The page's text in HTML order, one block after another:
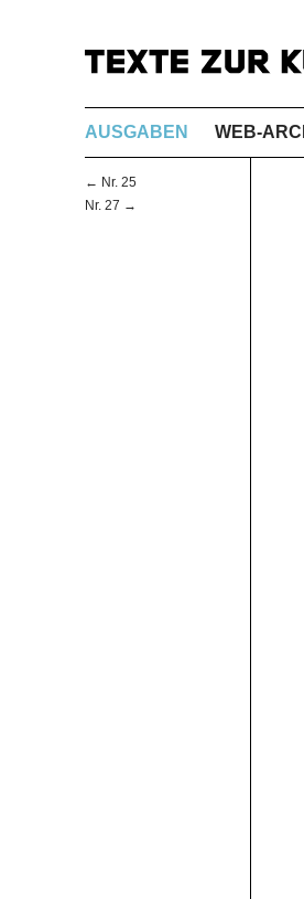
AUSGABEN WEB-
← Nr. 25
Nr. 27 →